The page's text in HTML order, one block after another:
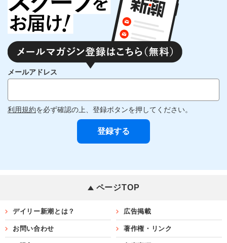
メールアドレス
利用規約を必ず確認の上、登録ボタンを押してください。
ページTOP
デイリー新潮とは？ 広告掲載
お問い合わせ 著作権・リンク